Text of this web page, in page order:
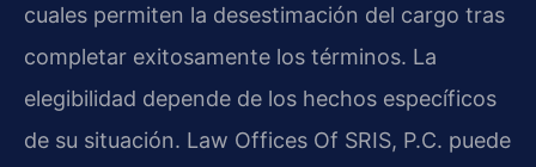
cuales permiten la desestimación del cargo tras
completar exitosamente los términos. La
elegibilidad depende de los hechos específicos
de su situación. Law Offices Of SRIS, P.C. puede